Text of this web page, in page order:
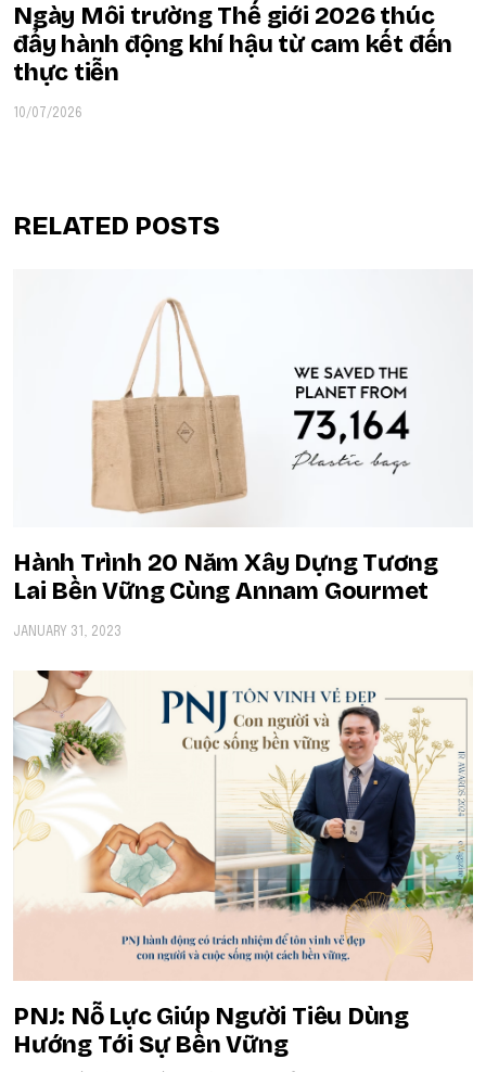
Ngày Môi trường Thế giới 2026 thúc
đẩy hành động khí hậu từ cam kết đến
thực tiễn
10/07/2026
RELATED POSTS
Hành Trình 20 Năm Xây Dựng Tương
Lai Bền Vững Cùng Annam Gourmet
JANUARY 31, 2023
​​PNJ: Nỗ Lực Giúp Người Tiêu Dùng
Hướng Tới Sự Bền Vững